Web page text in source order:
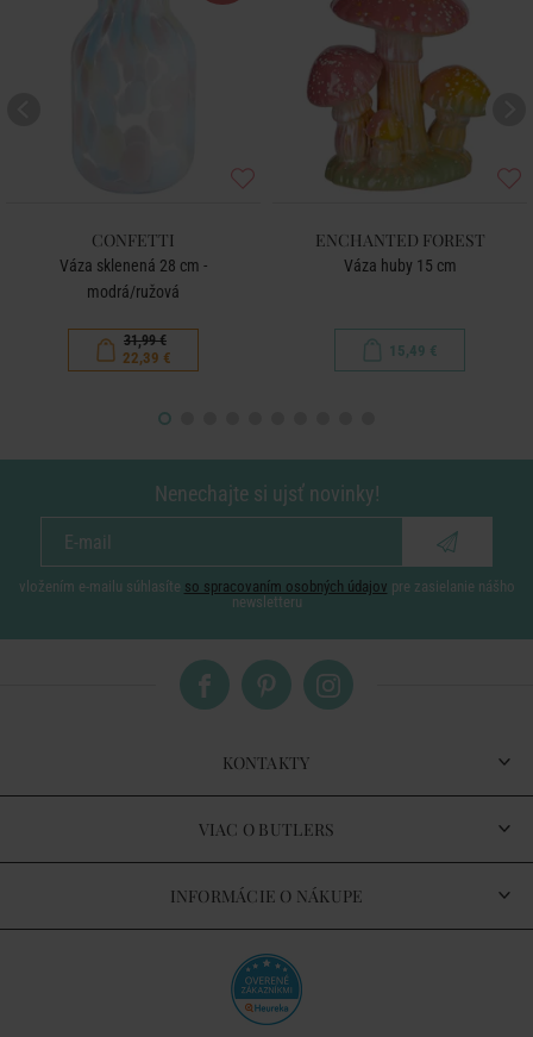
CONFETTI
Váza sklenená 28 cm -
modrá/ružová
31,99 €
22,39 €
ENCHANTED FOREST
Váza huby 15 cm
15,49 €
Nenechajte si ujsť novinky!
vložením e-mailu súhlasíte so spracovaním osobných údajov pre zasielanie nášho
newsletteru
KONTAKTY
VIAC O BUTLERS
INFORMÁCIE O NÁKUPE